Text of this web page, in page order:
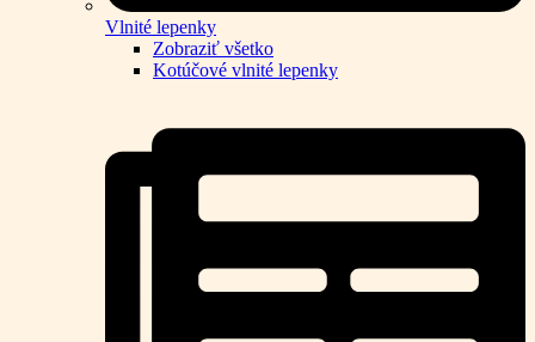
Vlnité lepenky
Zobraziť všetko
Kotúčové vlnité lepenky